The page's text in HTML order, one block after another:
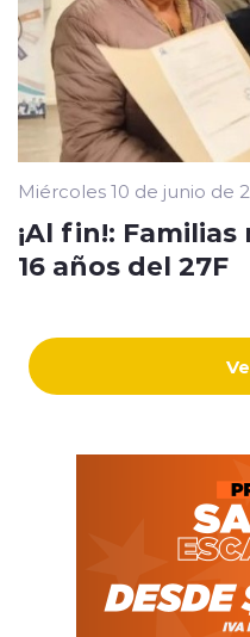
Miércoles 10 de junio de
¡Al fin!:
16 años del 27F